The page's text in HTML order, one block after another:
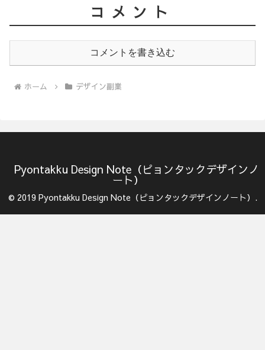
コメント
コメントを書き込む
ホーム デザイン副業
Pyontakku Design Note（ピョンタックデザインノ
ート）
© 2019 Pyontakku Design Note（ピョンタックデザインノート）.